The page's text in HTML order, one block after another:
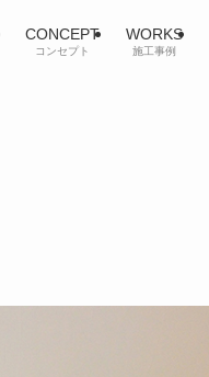
CONCEPT
コンセプト
WORKS
施工事例